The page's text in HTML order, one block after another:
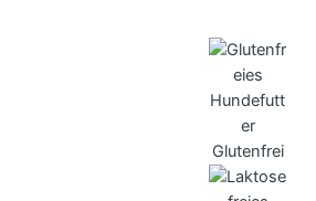
Glutenfrei